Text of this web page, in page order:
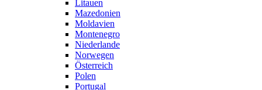
Litauen
Mazedonien
Moldavien
Montenegro
Niederlande
Norwegen
Österreich
Polen
Portugal